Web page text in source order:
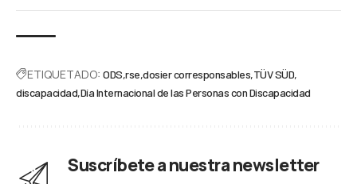
ETIQUETADO: ODS rse dosier corresponsables TÜV SÜD
discapacidad Día Internacional de las Personas con Discapacidad
Suscríbete a nuestra newsletter